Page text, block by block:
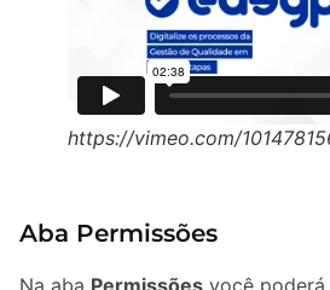
https://vimeo.com/
Aba Permissões
Na aba Permissões você